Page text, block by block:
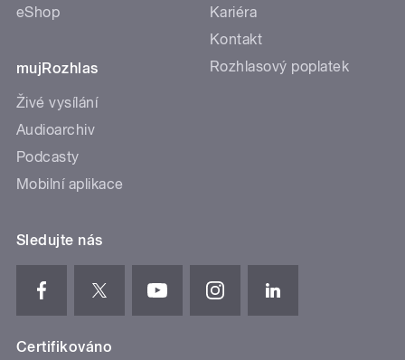
eShop
mujRozhlas
Živé vysílání
Audioarchiv
Podcasty
Mobilní aplikace
Kariéra
Kontakt
Rozhlasový poplatek
Sledujte nás
Certifikováno